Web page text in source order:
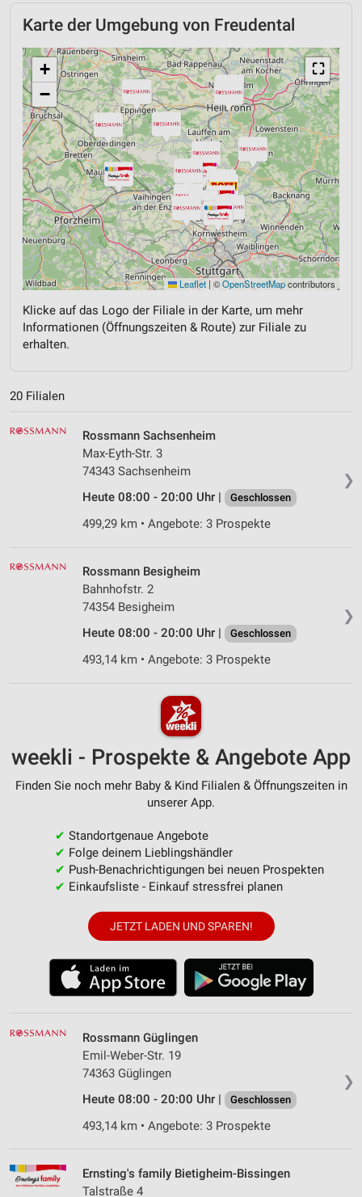
Karte der Umgebung von Freudental
⛶
+
−
Leaflet | ©OpenStreetMapcontributors
Klicke auf das Logo der Filiale in der Karte, um mehr
Informationen (Öffnungszeiten & Route) zur Filiale zu
erhalten.
20 Filialen
❯
Rossmann Sachsenheim
Max-Eyth-Str. 3
74343 Sachsenheim
Heute 08:00 - 20:00 Uhr |
Geschlossen
499,29 km • Angebote: 3 Prospekte
❯
Rossmann Besigheim
Bahnhofstr. 2
74354 Besigheim
Heute 08:00 - 20:00 Uhr |
Geschlossen
493,14 km • Angebote: 3 Prospekte
weekli - Prospekte & Angebote App
Finden Sie noch mehr Baby & Kind Filialen & Öffnungszeiten in
unserer App.
✔ Standortgenaue Angebote
✔ Folge deinem Lieblingshändler
✔ Push-Benachrichtigungen bei neuen Prospekten
✔ Einkaufsliste - Einkauf stressfrei planen
JETZT LADEN UND SPAREN!
❯
Rossmann Güglingen
Emil-Weber-Str. 19
74363 Güglingen
Heute 08:00 - 20:00 Uhr |
Geschlossen
493,14 km • Angebote: 3 Prospekte
Ernsting's family Bietigheim-Bissingen
Talstraße 4